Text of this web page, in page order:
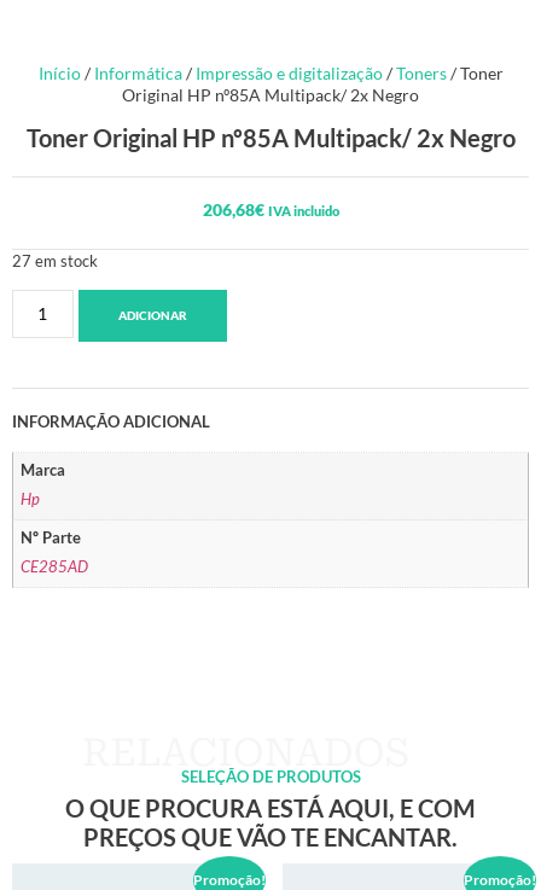
Início/ Informática/ Impressão e digitalização/Toners/ Toner
Original HP nº85A Multipack/ 2x Negro
Toner Original HP nº85A Multipack/ 2x Negro
206,68€ IVA incluido
27 em stock
ADICIONAR
INFORMAÇÃO ADICIONAL
Marca
Hp
Nº Parte
CE285AD
SELEÇÃO DE PRODUTOS
O QUE PROCURA ESTÁ AQUI, E COM
PREÇOS QUE VÃO TE ENCANTAR.
Promoção! Promoção!